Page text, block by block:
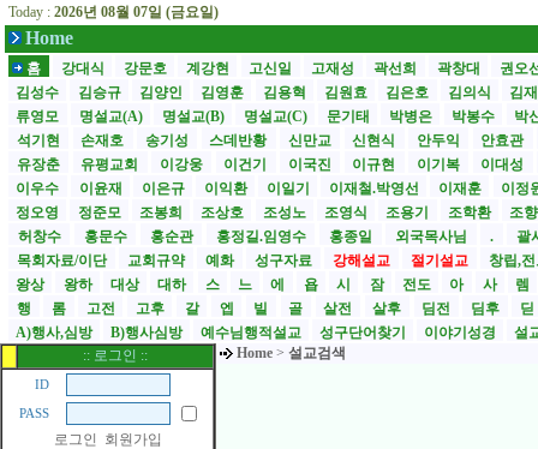
Today : 2026년 08월 07일 (금요일)
Home
홈 강대식 강문호 계강현 고신일 고재성 곽선희 곽창대
권오
김성수
김승규 김양인 김영훈 김용혁 김원효 김은호 김의식
김
류영모
명설교(A) 명설교(B) 명설교(C) 문기태 박병은 박봉수
박
석기현
손재호 송기성 스데반황 신만교 신현식 안두익
안효관
유장춘
유평교회 이강웅 이건기 이국진 이규현 이기복
이대성
이우수
이윤재 이은규 이익환 이일기 이재철.박영선 이재훈
이정
정오영
정준모 조봉희 조상호 조성노 조영식 조용기 조학환
조
허창수
홍문수 홍순관 홍정길.임영수 홍종일 외국목사님 .
괄
목회자료/이단
교회규약 예화 성구자료 강해설교 절기설교
창립,
왕상
왕하 대상 대하 스 느 에 욥 시 잠 전도 아 사
렘
행
롬 고전 고후 갈 엡 빌 골 살전 살후 딤전 딤후
딛
A)행사,심방
B)행사심방 예수님행적설교 성구단어찾기 이야기성경
설
:: 로그인 ::
ID
PASS
로그인
회원가입
Home > 설교검색